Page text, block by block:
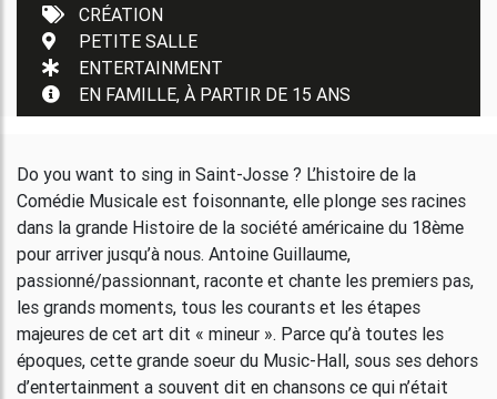
CRÉATION
PETITE SALLE
ENTERTAINMENT
EN FAMILLE, À PARTIR DE 15 ANS
Do you want to sing in Saint-Josse ? L’histoire de la
Comédie Musicale est foisonnante, elle plonge ses racines
dans la grande Histoire de la société américaine du 18ème
pour arriver jusqu’à nous. Antoine Guillaume,
passionné/passionnant, raconte et chante les premiers pas,
les grands moments, tous les courants et les étapes
majeures de cet art dit « mineur ». Parce qu’à toutes les
époques, cette grande soeur du Music-Hall, sous ses dehors
d’entertainment a souvent dit en chansons ce qui n’était